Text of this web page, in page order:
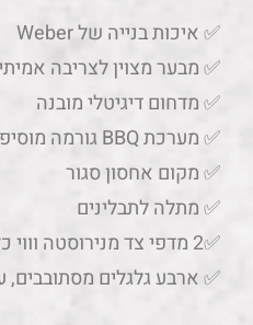
✅ איכות בנייה של Weber
✅ מבער מצוין לצריבה
✅ מדחום דיגיטלי מובנה
✅ מערכת BBQ גורמה מוסיפה לרבגוניות
✅ מקום אחסון סגור
✅ מתלה לתבלינים
✅2 מדפי צד מנירוסטה וווי כלי עבודה
✅ ארבע גלגלים מסתובבים,